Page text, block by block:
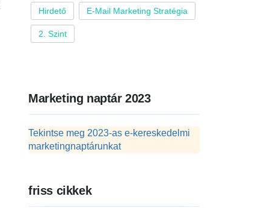
Hirdető E-Mail Marketing Stratégia
2. Szint
Marketing naptár 2023
Tekintse meg 2023-as e-kereskedelmi
marketingnaptárunkat
friss cikkek